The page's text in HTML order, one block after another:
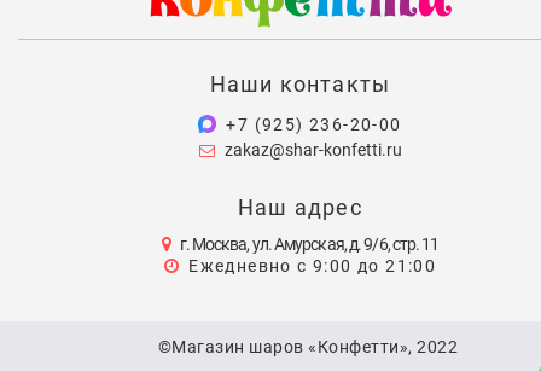
Наши контакты
+7 (925) 236-20-00
zakaz@shar-konfetti.ru
Наш адрес
г. Москва, ул. Амурская, д. 9/6, стр. 11
Ежедневно с 9:00 до 21:00
©Магазин шаров «Конфетти», 2022